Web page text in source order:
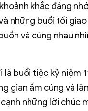
khắc đáng
những buổi tối
và cùng nhau
buổi tiệc kỷ niệm
gian ấm cúng và
những lời chúc